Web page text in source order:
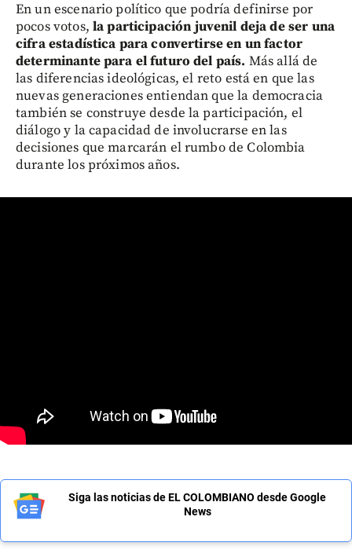
En un escenario político que podría definirse por
pocos votos, la participación juvenil deja de ser una
cifra estadística para convertirse en un factor
determinante para el futuro del país. Más allá de
las diferencias ideológicas, el reto está en que las
nuevas generaciones entiendan que la democracia
también se construye desde la participación, el
diálogo y la capacidad de involucrarse en las
decisiones que marcarán el rumbo de Colombia
durante los próximos años.
Siga las noticias de EL COLOMBIANO desde Google
News